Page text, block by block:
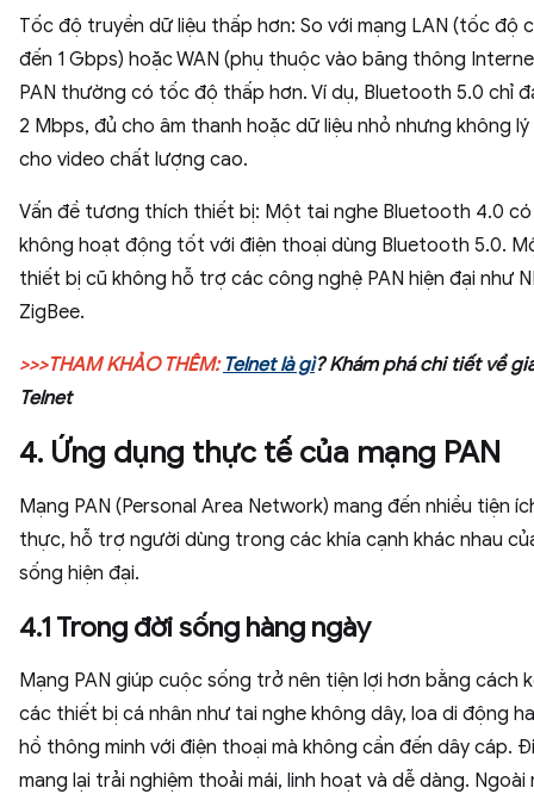
Tốc độ truyền dữ liệu thấp hơn: So với mạng LAN (tốc độ
đến 1 Gbps) hoặc WAN (phụ thuộc vào băng thông
PAN thường có tốc độ thấp hơn. Ví dụ, Bluetooth 5.0 chỉ
2 Mbps, đủ cho âm thanh hoặc dữ liệu nhỏ nhưng không
cho video chất lượng cao.
Vấn đề tương thích thiết bị: Một tai nghe Bluetooth 4.0
không hoạt động tốt với điện thoại dùng Bluetooth 5.0.
thiết bị cũ không hỗ trợ các công nghệ PAN hiện đại như
ZigBee.
>>>THAM KHẢO THÊM: Telnet là gì? Khám phá chi tiết về
Telnet
4. Ứng dụng thực tế của mạng PAN
Mạng PAN (Personal Area Network) mang đến nhiều tiện
thực, hỗ trợ người dùng trong các khía cạnh khác nhau
sống hiện đại.
4.1 Trong đời sống hàng ngày
Mạng PAN giúp cuộc sống trở nên tiện lợi hơn bằng cách
các thiết bị cá nhân như tai nghe không dây, loa di động
hồ thông minh với điện thoại mà không cần đến dây cáp.
mang lại trải nghiệm thoải mái, linh hoạt và dễ dàng. Ngoài